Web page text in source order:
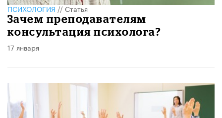
ПСИХОЛОГИЯ//Статья
Зачем преподавателям
консультация психолога?
17 января